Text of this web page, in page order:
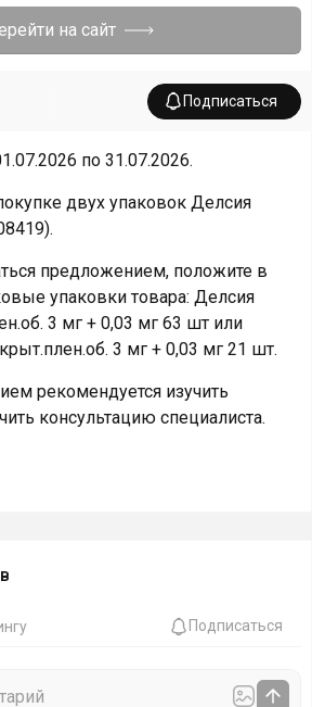
на сайт
Подписаться
по 31.07.2026.
двух упаковок Делсия
предложением, положите в
упаковки товара: Делсия
3 мг + 0,03 мг 63 шт или
3 мг + 0,03 мг 21 шт.
рекомендуется изучить
консультацию специалиста.
Подписаться